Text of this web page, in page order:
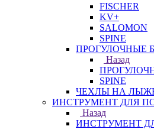
FISCHER
KV+
SALOMON
SPINE
ПРОГУЛОЧНЫЕ
Назад
SPINE
ЧЕХЛЫ НА
ИНСТРУМЕНТ ДЛЯ
Назад
ИНСТРУМЕНТ